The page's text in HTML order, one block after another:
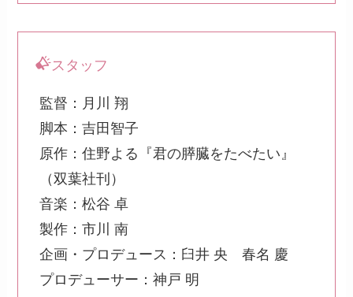
スタッフ
監督：月川 翔
脚本：吉田智子
原作：住野よる『君の膵臓をたべたい』
（双葉社刊）
音楽：松谷 卓
製作：市川 南
企画・プロデュース：臼井 央 春名 慶
プロデューサー：神戸 明